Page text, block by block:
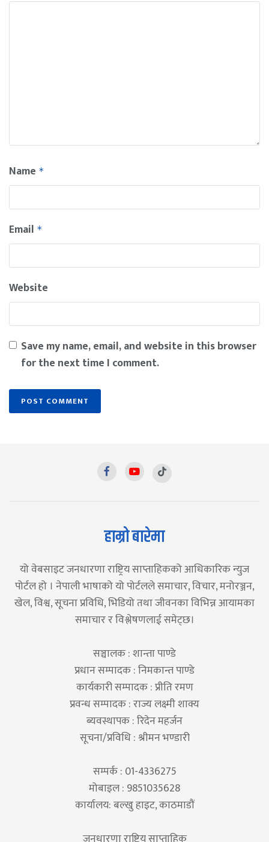
Name *
Email *
Website
Save my name, email, and website in this browser
for the next time I comment.
हाम्रो बारेमा
यो वेबसाइट जनधारणा राष्ट्रिय साप्ताहिकको आधिकारिक न्युज
पोर्टल हो । नेपाली भाषाको यो पोर्टलले समाचार, विचार, मनोरञ्जन,
खेल, विश्व, सूचना प्रविधि, भिडियो तथा जीवनका विभिन्न आयामका
समाचार र विश्लेषणलाई समेट्छ।
सञ्चालक : शान्ता पाण्डे
प्रधान सम्पादक : निमकान्त पाण्डे
कार्यकारी सम्पादक : प्रीति रमण
प्रवन्ध सम्पादक : राज्य लक्ष्मी शाक्य
ब्यवस्थापक : रिदेन महर्जन
सूचना/प्रविधि : श्रीमन भण्डारी
सम्पर्क : 01-4336275
मोबाइल : 9851035628
कार्यालय: बल्खु हाइट, काठमाडौं
जनधारणा राष्ट्रिय साप्ताहिक